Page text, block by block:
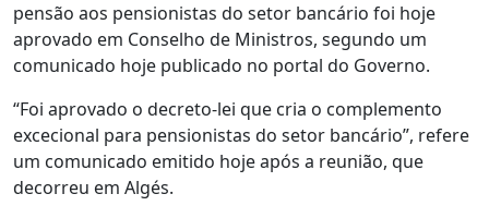
pensão aos pensionistas do setor bancário foi hoje
aprovado em Conselho de Ministros, segundo um
comunicado hoje publicado no portal do Governo.
“Foi aprovado o decreto-lei que cria o complemento
excecional para pensionistas do setor bancário”, refere
um comunicado emitido hoje após a reunião, que
decorreu em Algés.